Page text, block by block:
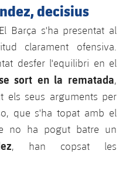
decisius
Barça s'ha presentat al
clarament ofensiva.
desfer l'equilibri en el
sort en la rematada,
els seus arguments per
que s'ha topat amb el
no ha pogut batre un
, han copsat les